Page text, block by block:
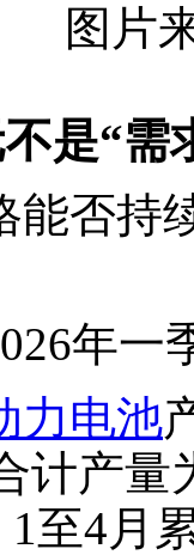
图片
是“需
能否持
年一
力电池
计产量
1至4月